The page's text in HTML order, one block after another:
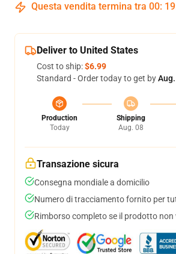
Questa vendita termina tra 00: 19
Deliver to United States
Cost to ship:$6.99
Standard - Order today to get by
Production
Today
Shipping
Aug. 08
Transazione sicura
Consegna mondiale a domicilio
Numero di tracciamento fornito per
Rimborso completo se il prodotto non